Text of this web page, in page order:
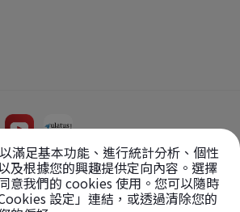
滿足基本功能、進行統計分析、個性
及根據您的興趣提供定向內容。選擇
意我們的 cookies 使用。您可以隨時
設定」連結，或透過清除您的